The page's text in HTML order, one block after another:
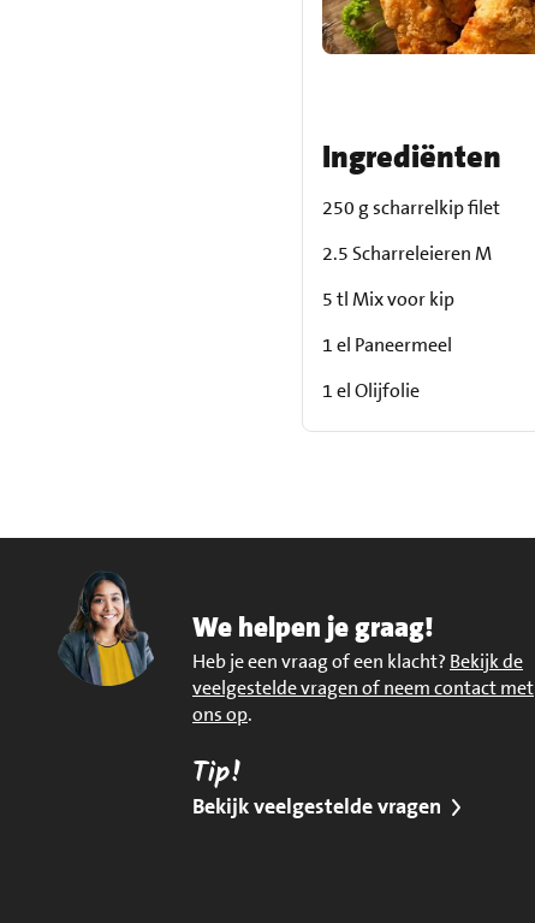
Ingrediënten
250 g scharrelkip filet
2.5 Scharreleieren M
5 tl Mix voor kip
1 el Paneermeel
1 el Olijfolie
We helpen je graag!
Heb je een vraag of een klacht? Bekijk de
veelgestelde vragen of neem contact met
ons op.
Tip!
Bekijk veelgestelde vragen